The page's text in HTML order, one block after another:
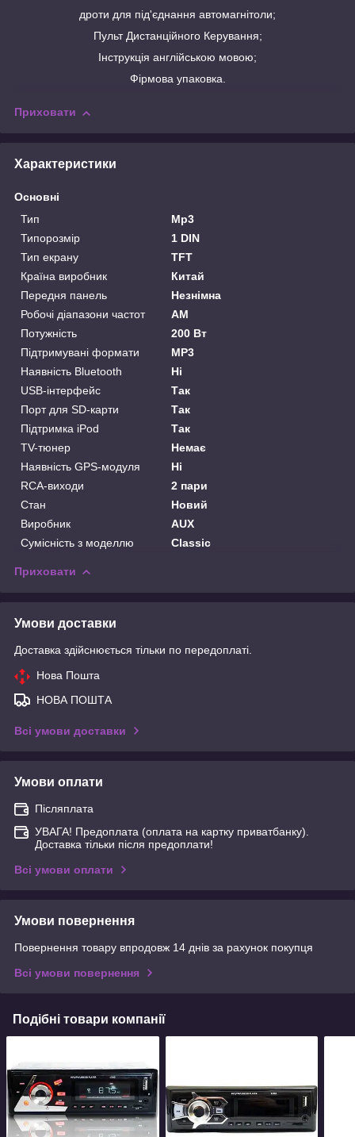
дроти для під'єднання автомагнітоли;
Пульт Дистанційного Керування;
Інструкція англійською мовою;
Фірмова упаковка.
Приховати
Характеристики
Основні
Тип
Mp3
Типорозмір
1 DIN
Тип екрану
TFT
Країна виробник
Китай
Передня панель
Незнімна
Робочі діапазони частот
AM
Потужність
200 Вт
Підтримувані формати
MP3
Наявність Bluetooth
Ні
USB-інтерфейс
Так
Порт для SD-карти
Так
Підтримка iPod
Так
TV-тюнер
Немає
Наявність GPS-модуля
Ні
RCA-виходи
2 пари
Стан
Новий
Виробник
AUX
Сумісність з моделлю
Classic
Приховати
Умови доставки
Доставка здійснюється тільки по передоплаті.
Нова Пошта
НОВА ПОШТА
Всі умови доставки
Умови оплати
Післяплата
УВАГА! Предоплата (оплата на картку приватбанку).
Доставка тільки після предоплати!
Всі умови оплати
Умови повернення
Повернення товару впродовж 14 днів за рахунок покупця
Всі умови повернення
Подібні товари компанії